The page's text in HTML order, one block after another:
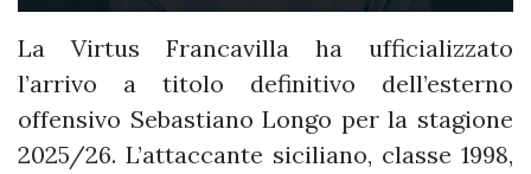
La Virtus Francavilla ha ufficializzato
l’arrivo a titolo definitivo dell’esterno
offensivo Sebastiano Longo per la stagione
2025/26. L’attaccante siciliano, classe 1998,